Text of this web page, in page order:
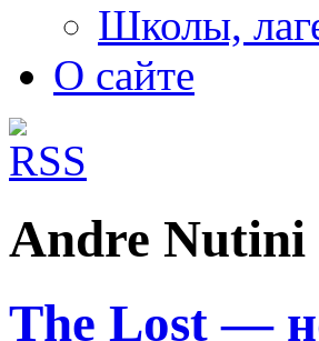
Школы,
О сайте
Andre Nutini
The Lost —